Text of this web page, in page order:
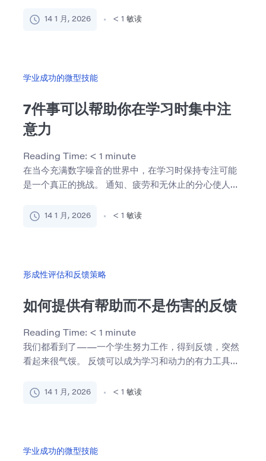
14 1 月, 2026 < 1 敏读
学业成功的微型技能
7件事可以帮助你在学习时集中注
意力
Reading Time: < 1 minute
在当今充满数字噪音的世界中，在学习时保持专注可能
是一个真正的挑战。 通知、疲劳和无休止的分心使人难
14 1 月, 2026 < 1 敏读
形成性评估和反馈策略
如何提供有帮助而不是伤害的反馈
Reading Time: < 1 minute
我们都看到了——一个学生努力工作，得到反馈，突然
看起来很气馁。 反馈可以成为学习和动力的有力工具，
14 1 月, 2026 < 1 敏读
学业成功的微型技能